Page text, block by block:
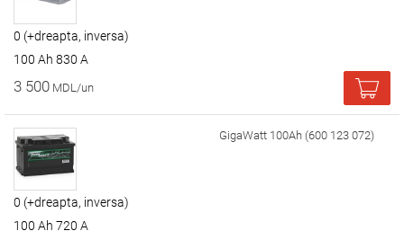
0 (+dreapta, inversa)
100 Ah 830 A
3 500 MDL/un
GigaWatt 100Ah (600 123 072)
0 (+dreapta, inversa)
100 Ah 720 A